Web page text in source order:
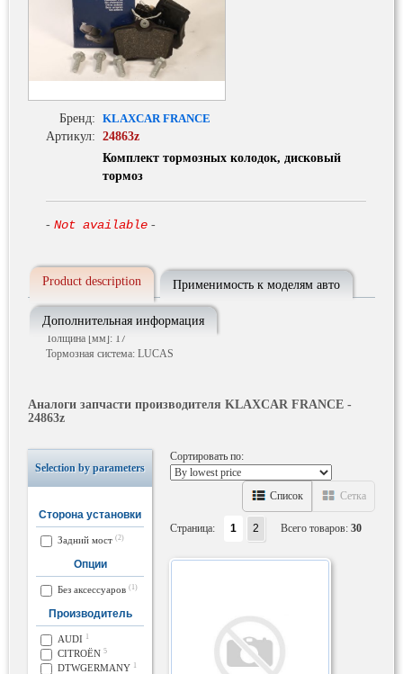
Бренд: KLAXCAR FRANCE
Артикул: 24863z
Комплект тормозных колодок, дисковый
тормоз
- Not available -
Product description Применимость к моделям авто
Дополнительная информация
Сторона установки: Задний мост
Толщина [мм]: 17
Тормозная система: LUCAS
Аналоги запчасти производителя KLAXCAR FRANCE -
24863z
Selection by parameters
Сторона установки
Задний мост (2)
Опции
Без аксессуаров (1)
Производитель
AUDI 1
CITROËN 5
DTWGERMANY 1
Сортировать по:
Сетка
Список
Страница: 1 2 Всего товаров: 30